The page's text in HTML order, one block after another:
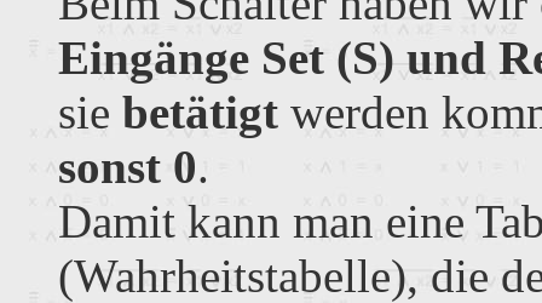
Eingänge Set (S) und
sie betätigt werden
sonst 0.
Damit kann man eine
(Wahrheitstabelle), die